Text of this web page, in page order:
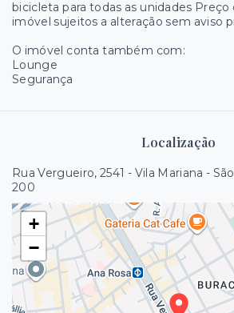
bicicleta para todas as unidades Preço
imóvel sujeitos a alteração sem aviso
O imóvel conta também com:
Lounge
Segurança
Localização
Rua Vergueiro, 2541 - Vila Mariana -
200
+
−